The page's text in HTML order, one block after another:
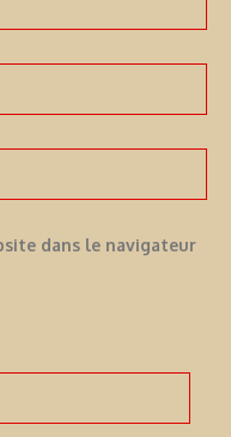
dans le navigateur